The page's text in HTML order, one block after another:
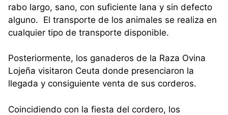
rabo largo, sano, con suficiente lana y sin defecto
alguno. El transporte de los animales se realiza en
cualquier tipo de transporte disponible.
Posteriormente, los ganaderos de la Raza Ovina
Lojeña visitaron Ceuta donde presenciaron la
llegada y consiguiente venta de sus corderos.
Coincidiendo con la fiesta del cordero, los